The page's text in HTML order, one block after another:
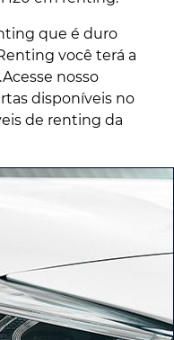
que é duro
você terá a
nosso
disponíveis no
de renting da